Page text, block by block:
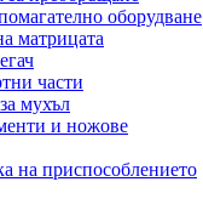
оборудване
матрицата
части
мухъл
и ножове
на приспособлението